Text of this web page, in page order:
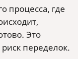
процесса, где
Это
переделок.